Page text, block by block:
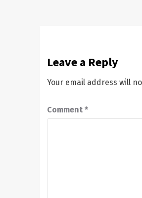
Leave a Reply
Your email address will
Comment *